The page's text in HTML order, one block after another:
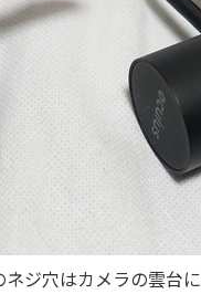
ジ穴はカメラの雲台